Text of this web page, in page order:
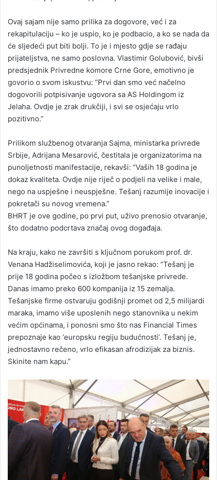
Ovaj sajam nije samo prilika za dogovore, već i za
rekapitulaciju – ko je uspio, ko je podbacio, a ko se nada da
će sljedeći put biti bolji. To je i mjesto gdje se rađaju
prijateljstva, ne samo poslovna. Vlastimir Golubović, bivši
predsjednik Privredne komore Crne Gore, emotivno je
govorio o svom iskustvu: “Prvi dan smo već načelno
dogovorili potpisivanje ugovora sa AS Holdingom iz
Jelaha. Ovdje je zrak drukčiji, i svi se osjećaju vrlo
pozitivno.”
Prilikom službenog otvaranja Sajma, ministarka privrede
Srbije, Adrijana Mesarović, čestitala je organizatorima na
punoljetnosti manifestacije, rekavši: “Vaših 18 godina je
dokaz kvaliteta. Ovdje nije riječ o podjeli na velike i male,
nego na uspješne i neuspješne. Tešanj razumije inovacije i
pokretači su novog vremena.”
BHRT je ove godine, po prvi put, uživo prenosio otvaranje,
što dodatno podcrtava značaj ovog događaja.
Na kraju, kako ne završiti s ključnom porukom prof. dr.
Venana Hadžiselimovića, koji je jasno rekao: “Tešanj je
prije 18 godina počeo s izložbom tešanjske privrede.
Danas imamo preko 600 kompanija iz 15 zemalja.
Tešanjske firme ostvaruju godišnji promet od 2,5 milijardi
maraka, imamo više uposlenih nego stanovnika u nekim
većim općinama, i ponosni smo što nas Financial Times
prepoznaje kao ‘europsku regiju budućnosti’. Tešanj je,
jednostavno rečeno, vrlo efikasan afrodizijak za biznis.
Skinite nam kapu.”